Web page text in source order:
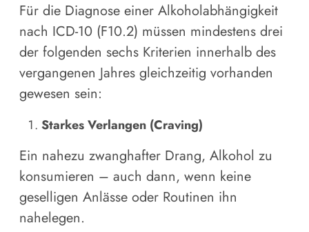
Für die Diagnose einer Alkoholabhängigkeit
nach ICD-10 (F10.2) müssen mindestens drei
der folgenden sechs Kriterien innerhalb des
vergangenen Jahres gleichzeitig vorhanden
gewesen sein:
Starkes Verlangen (Craving)
Ein nahezu zwanghafter Drang, Alkohol zu
konsumieren – auch dann, wenn keine
geselligen Anlässe oder Routinen ihn
nahelegen.